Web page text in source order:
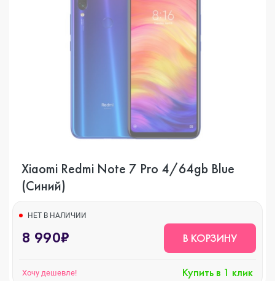
Xiaomi Redmi Note 7 Pro 4/64gb Blue
(Синий)
НЕТ В НАЛИЧИИ
8 990₽ В КОРЗИНУ
Хочу дешевле! Купить в 1 клик